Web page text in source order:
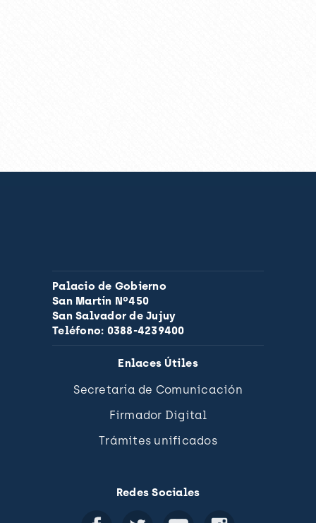
Palacio de Gobierno
San Martín Nº450
San Salvador de Jujuy
Teléfono: 0388-4239400
Enlaces Útiles
Secretaría de Comunicación
Firmador Digital
Trámites unificados
Redes Sociales